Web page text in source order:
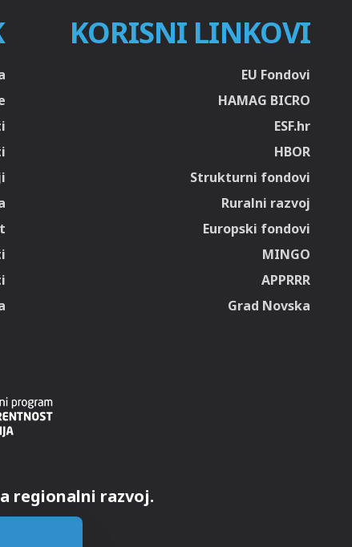
KORISNI LINKOVI
EU Fondovi
HAMAG BICRO
ESF.hr
HBOR
Strukturni fondovi
Ruralni razvoj
Europski fondovi
MINGO
APPRRR
Grad Novska
regionalni razvoj.